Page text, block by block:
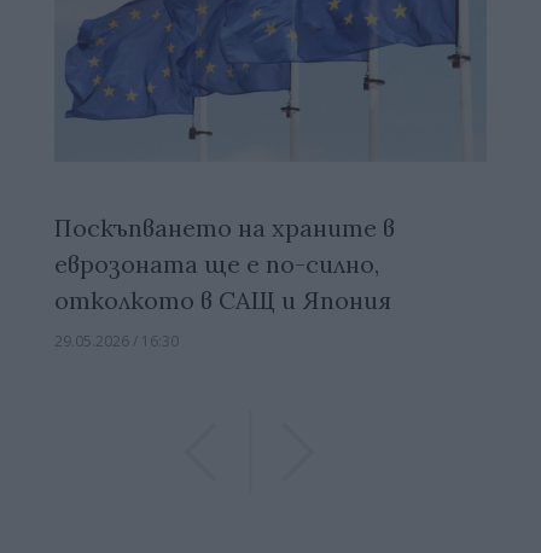
Поскъпването на храните в
еврозоната ще е по-силно,
отколкото в САЩ и Япония
29.05.2026 / 16:30